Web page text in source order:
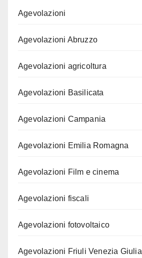
Agevolazioni
Agevolazioni Abruzzo
Agevolazioni agricoltura
Agevolazioni Basilicata
Agevolazioni Campania
Agevolazioni Emilia Romagna
Agevolazioni Film e cinema
Agevolazioni fiscali
Agevolazioni fotovoltaico
Agevolazioni Friuli Venezia Giulia